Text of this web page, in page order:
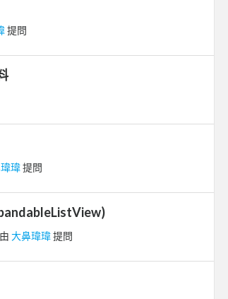
提問
瑋提問
大鼻瑋瑋提問